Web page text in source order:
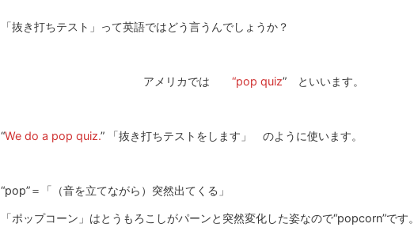
「抜き打ちテスト」って英語ではどう言うんでしょうか？
アメリカでは “pop quiz” といいます。
“We do a pop quiz.” 「抜き打ちテストをします」 のように使います。
“pop”＝「（音を立てながら）突然出てくる」
「ポップコーン」はとうもろこしがパーンと突然変化した姿なので“popcorn”です。